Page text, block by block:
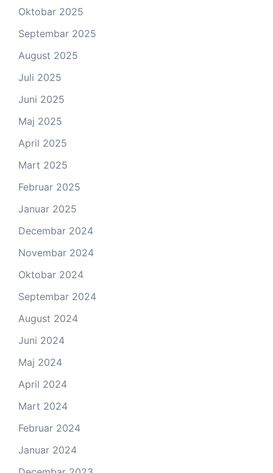
Oktobar 2025
Septembar 2025
August 2025
Juli 2025
Juni 2025
Maj 2025
April 2025
Mart 2025
Februar 2025
Januar 2025
Decembar 2024
Novembar 2024
Oktobar 2024
Septembar 2024
August 2024
Juni 2024
Maj 2024
April 2024
Mart 2024
Februar 2024
Januar 2024